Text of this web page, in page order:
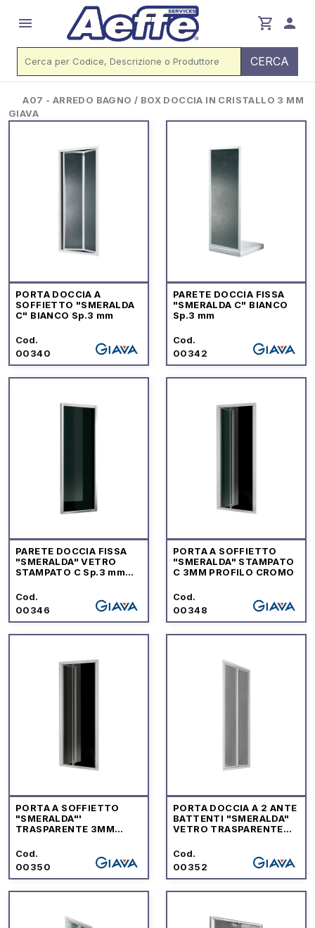
menu shopping_cart person
CERCA
A07 - ARREDO BAGNO / BOX DOCCIA IN CRISTALLO 3 MM
GIAVA
PORTA DOCCIA A
SOFFIETTO "SMERALDA
C" BIANCO Sp.3 mm
Cod.
00340
PARETE DOCCIA FISSA
"SMERALDA C" BIANCO
Sp.3 mm
Cod.
00342
PARETE DOCCIA FISSA
"SMERALDA" VETRO
STAMPATO C Sp.3 mm
Cod.
00346
PORTA A SOFFIETTO
"SMERALDA" STAMPATO
C 3MM PROFILO CROMO
Cod.
00348
PORTA A SOFFIETTO
"SMERALDA"'
TRASPARENTE 3MM
Cod.
00350
PORTA DOCCIA A 2 ANTE
BATTENTI "SMERALDA"
VETRO TRASPARENTE
CROMO
Cod.
00352